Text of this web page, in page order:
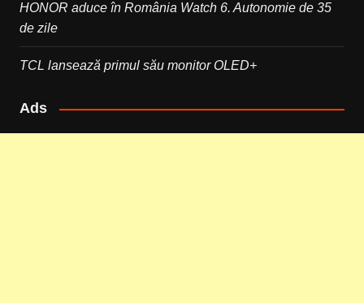
HONOR aduce în România Watch 6. Autonomie de 35
de zile
TCL lansează primul său monitor OLED+
Ads